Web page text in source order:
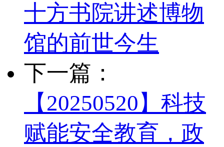
十方书院讲述博物
馆的前世今生
下一篇：
【20250520】科技
赋能安全教育，政